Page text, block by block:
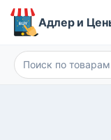
Перейти
Адлер и
Искать: